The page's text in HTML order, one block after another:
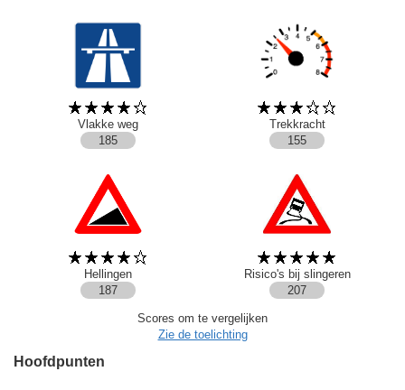
Vlakke weg
Trekkracht
185
155
Hellingen
Risico's bij slingeren
187
207
Scores om te vergelijken
Zie de toelichting
Hoofdpunten